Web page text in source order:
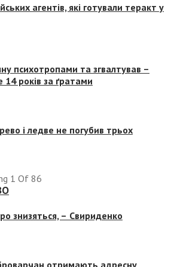
агентів, які готували теракт у
психотропами та згвалтував –
років за ґратами
і ледве не погубив трьох
1 Of 86
знизяться, – Свириденко